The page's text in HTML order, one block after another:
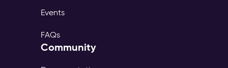
Events
FAQs
Community